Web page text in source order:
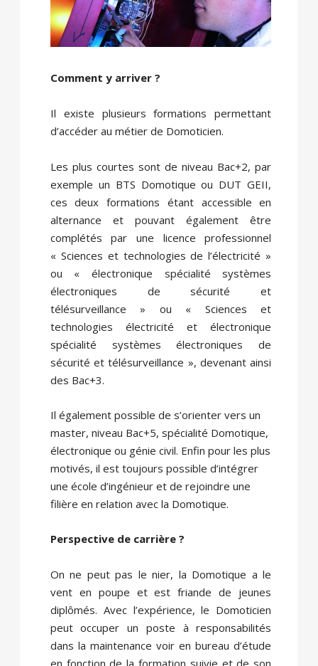
Comment y arriver ?
Il existe plusieurs formations permettant
d’accéder au métier de Domoticien.
Les plus courtes sont de niveau Bac+2, par
exemple un BTS Domotique ou DUT GEII,
ces deux formations étant accessible en
alternance et pouvant également être
complétés par une licence professionnel
« Sciences et technologies de l’électricité »
ou « électronique spécialité systèmes
électroniques de sécurité et
télésurveillance » ou « Sciences et
technologies électricité et électronique
spécialité systèmes électroniques de
sécurité et télésurveillance », devenant ainsi
des Bac+3.
Il également possible de s’orienter vers un
master, niveau Bac+5, spécialité Domotique,
électronique ou génie civil. Enfin pour les plus
motivés, il est toujours possible d’intégrer
une école d’ingénieur et de rejoindre une
filière en relation avec la Domotique.
Perspective de carrière ?
On ne peut pas le nier, la Domotique a le
vent en poupe et est friande de jeunes
diplômés. Avec l’expérience, le Domoticien
peut occuper un poste à responsabilités
dans la maintenance voir en bureau d’étude